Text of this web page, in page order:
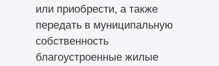
или приобрести, а также
передать в муниципальную
собственность
благоустроенные жилые